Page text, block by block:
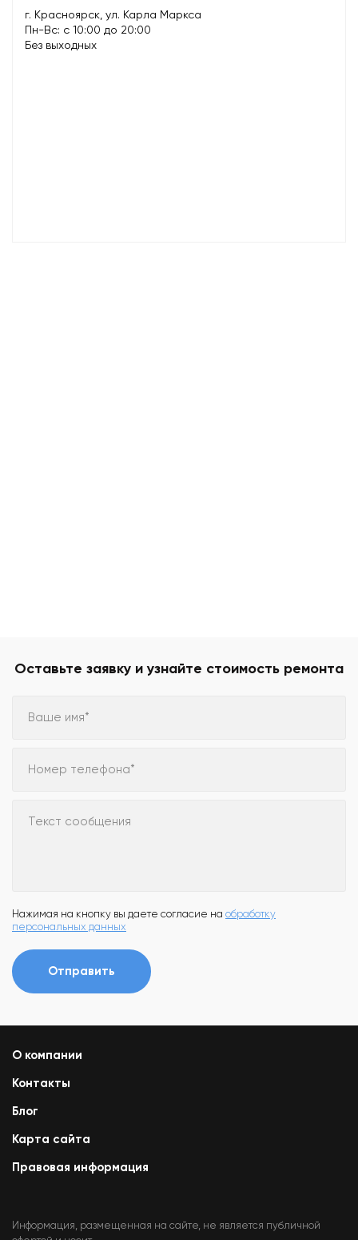
г. Красноярск, ул. Карла Маркса
Пн-Вс: с 10:00 до 20:00
Без выходных
Оставьте заявку и узнайте стоимость ремонта
Ваше имя*
Номер телефона*
Текст сообщения
Нажимая на кнопку вы даете согласие на обработку
персональных данных
Отправить
О компании
Контакты
Блог
Карта сайта
Правовая информация
Информация, размещенная на сайте, не является публичной